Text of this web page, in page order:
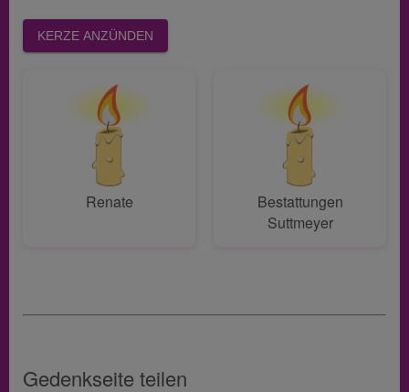
KERZE ANZÜNDEN
Renate
Bestattungen
Suttmeyer
Gedenkseite teilen